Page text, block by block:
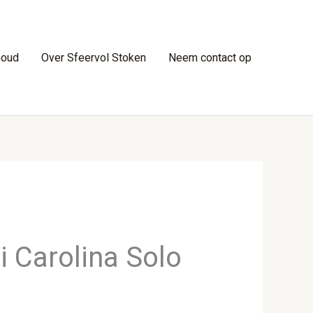
Over Sfeervol Stoken Neem contact op
Carolina Solo